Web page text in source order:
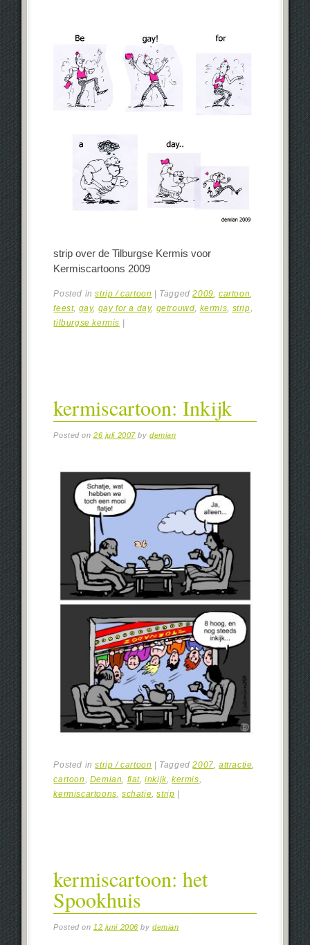
strip over de Tilburgse Kermis voor
Kermiscartoons 2009
Posted instrip / cartoon Tagged2009,cartoon,
feest, gay, gay for a day, getrouwd, kermis, strip,
tilburgse kermis
kermiscartoon: Inkijk
Posted on26 juli 2007 bydemian
Posted instrip / cartoon Tagged2007,attractie,
cartoon, Demian, flat,inkijk,kermis,
kermiscartoons,schatje,strip
kermiscartoon: het
Spookhuis
Posted on 12 juni 2006 bydemian